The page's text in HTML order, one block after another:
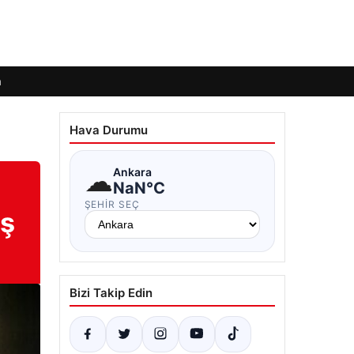
Hava Durumu
☁Ankara
NaN°C
ŞEHIR SEÇ
Bizi Takip Edin